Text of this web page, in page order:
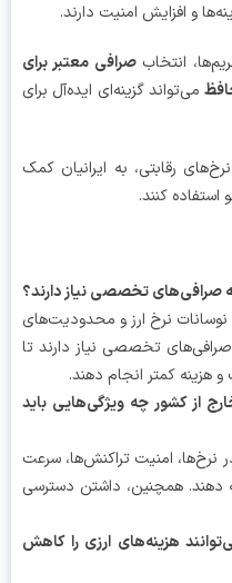
امنیت دارند.
انتخابصرافی معتبر برای
گزینه‌ای ایده‌آل برای
به ایرانیان کمک
کنند.
تخصصی نیاز دارند؟
نرخ ارز و محدودیت‌های
تخصصی نیاز دارند تا
کمتر انجام دهند.
کشور چه ویژگی‌هایی باید
امنیت تراکنش‌ها، سرعت
ارائه دهند. همچنین، داشتن دسترسی
هزینه‌های ارزی را کاهش